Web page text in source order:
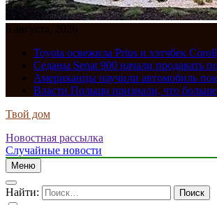
6 августа, 2026
Toyota освежила Prius и хэтчбек
Седаны Senat 900 начали продавать
Американцы научили автомобиль
Власти Польши признали, что
Твой дом
Новостная рассылка
Случайные новости
Меню
Найти: